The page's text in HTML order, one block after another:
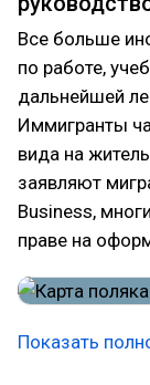
Все больше
по работе,
дальнейшей
Иммигранты
вида на
заявляют
Business,
праве на
Показать